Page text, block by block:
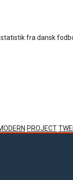
fra dansk
PROJECT